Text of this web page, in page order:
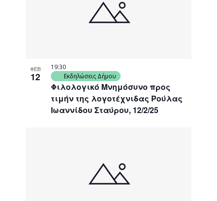
ΦΕΒ
12
Φιλολογικό Μνημόσυνο προς
τιμήν της λογοτέχνιδας Ρούλας
Ιωαννίδου Σταύρου, 12/2/25
19:30
Εκδηλώσεις Δήμου